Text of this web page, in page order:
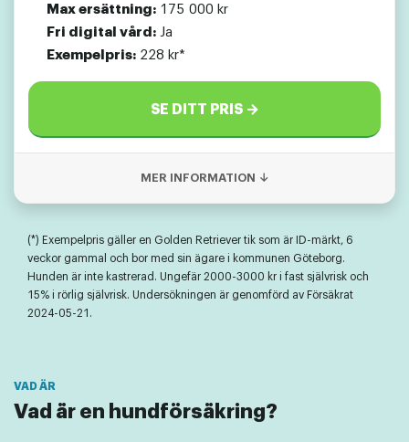
Max ersättning: 175 000 kr
Fri digital vård: Ja
Exempelpris: 228 kr*
SE DITT PRIS →
MER INFORMATION ↓
(*) Exempelpris gäller en Golden Retriever tik som är ID-märkt, 6
veckor gammal och bor med sin ägare i kommunen Göteborg.
Hunden är inte kastrerad. Ungefär 2000-3000 kr i fast självrisk och
15% i rörlig självrisk. Undersökningen är genomförd av Försäkrat
2024-05-21.
Vad är en hundförsäkring?